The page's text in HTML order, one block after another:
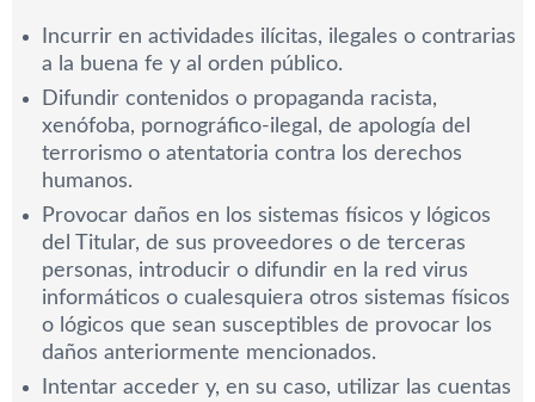
Incurrir en actividades ilícitas, ilegales o contrarias
a la buena fe y al orden público.
Difundir contenidos o propaganda racista,
xenófoba, pornográfico-ilegal, de apología del
terrorismo o atentatoria contra los derechos
humanos.
Provocar daños en los sistemas físicos y lógicos
del Titular, de sus proveedores o de terceras
personas, introducir o difundir en la red virus
informáticos o cualesquiera otros sistemas físicos
o lógicos que sean susceptibles de provocar los
daños anteriormente mencionados.
Intentar acceder y, en su caso, utilizar las cuentas